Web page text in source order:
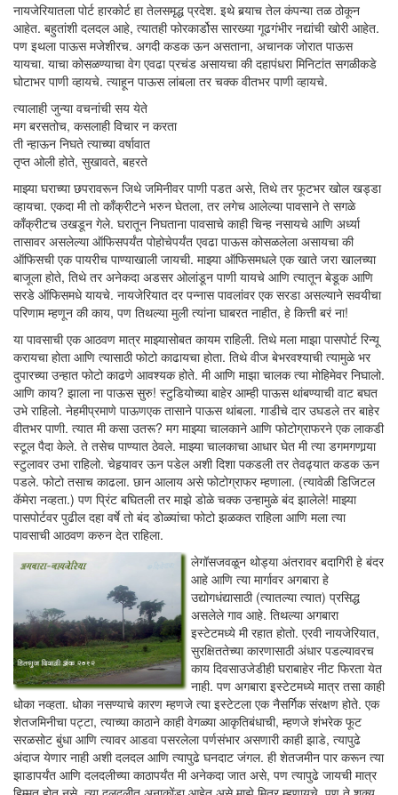
नायजेरियातला पोर्ट हारकोर्ट हा तेलसमृद्ध प्रदेश. इथे बर्‍याच तेल कंपन्या तळ ठोकून
आहेत. बहुतांशी दलदल आहे, त्यातही फोरकार्डोस सारख्या गूढगंभीर नद्यांची खोरी आहेत.
पण इथला पाऊस मजेशीरच. अगदी कडक ऊन असताना, अचानक जोरात पाऊस
यायचा. याचा कोसळण्याचा वेग एवढा प्रचंड असायचा की दहापंधरा मिनिटांत सगळीकडे
घोटाभर पाणी व्हायचे. त्याहून पाऊस लांबला तर चक्क वीतभर पाणी व्हायचे.
त्यालाही जुन्या वचनांची सय येते
मग बरसतोच, कसलाही विचार न करता
ती न्हाऊन निघते त्याच्या वर्षावात
तृप्त ओली होते, सुखावते, बहरते
माझ्या घराच्या छपरावरून जिथे जमिनीवर पाणी पडत असे, तिथे तर फूटभर खोल खड्डा
व्हायचा. एकदा मी तो काँक्रीटने भरुन घेतला, तर लगेच आलेल्या पावसाने ते सगळे
काँक्रीटच उखडून गेले. घरातून निघताना पावसाचे काही चिन्ह नसायचे आणि अर्ध्या
तासावर असलेल्या ऑफिसपर्यंत पोहोचेपर्यंत एवढा पाऊस कोसळलेला असायचा की
ऑफिसची एक पायरीच पाण्याखाली जायची. माझ्या ऑफिसमधले एक खाते जरा खालच्या
बाजूला होते, तिथे तर अनेकदा अडसर ओलांडून पाणी यायचे आणि त्यातून बेडूक आणि
सरडे ऑफिसमधे यायचे. नायजेरियात दर पन्नास पावलांवर एक सरडा असल्याने सवयीचा
परिणाम म्हणून की काय, पण तिथल्या मुली त्यांना घाबरत नाहीत, हे कित्ती बरं ना!
या पावसाची एक आठवण मात्र माझ्यासोबत कायम राहिली. तिथे मला माझा पासपोर्ट रिन्यू
करायचा होता आणि त्यासाठी फोटो काढायचा होता. तिथे वीज बेभरवश्याची त्यामुळे भर
दुपारच्या उन्हात फोटो काढणे आवश्यक होते. मी आणि माझा चालक त्या मोहिमेवर निघालो.
आणि काय? झाला ना पाऊस सुरु! स्टुडियोच्या बाहेर आम्ही पाऊस थांबण्याची वाट बघत
उभे राहिलो. नेहमीप्रमाणे पाऊणएक तासाने पाऊस थांबला. गाडीचे दार उघडले तर बाहेर
वीतभर पाणी. त्यात मी कसा उतरू? मग माझ्या चालकाने आणि फोटोग्राफरने एक लाकडी
स्टूल पैदा केले. ते तसेच पाण्यात ठेवले. माझ्या चालकाचा आधार घेत मी त्या डगमगणार्‍या
स्टुलावर उभा राहिलो. चेहर्‍यावर ऊन पडेल अशी दिशा पकडली तर तेवढ्यात कडक ऊन
पडले. फोटो तसाच काढला. छान आलाय असे फोटोग्राफर म्हणाला. (त्यावेळी डिजिटल
कॅमेरा नव्हता.) पण प्रिंट बघितली तर माझे डोळे चक्क उन्हामुळे बंद झालेले! माझ्या
पासपोर्टवर पुढील दहा वर्षे तो बंद डोळ्यांचा फोटो झळकत राहिला आणि मला त्या
पावसाची आठवण करुन देत राहिला.
लेगॉसजवळून थोड्या अंतरावर बदागिरी हे बंदर
आहे आणि त्या मार्गावर अगबारा हे
उद्योगधंद्यासाठी (त्यातल्या त्यात) प्रसिद्ध
असलेले गाव आहे. तिथल्या अगबारा
इस्टेटमध्ये मी रहात होतो. एरवी नायजेरियात,
सुरक्षिततेच्या कारणासाठी अंधार पडल्यावरच
काय दिवसाउजेडीही घराबाहेर नीट फिरता येत
नाही. पण अगबारा इस्टेटमध्ये मात्र तसा काही
धोका नव्हता. धोका नसण्याचे कारण म्हणजे त्या इस्टेटला एक नैसर्गिक संरक्षण होते. एक
शेतजमिनीचा पट्टा, त्याच्या काठाने काही वेगळ्या आकृतिबंधाची, म्हणजे शंभरेक फूट
सरळसोट बुंधा आणि त्यावर आडवा पसरलेला पर्णसंभार असणारी काही झाडे, त्यापुढे
अंदाज येणार नाही अशी दलदल आणि त्यापुढे घनदाट जंगल. ही शेतजमीन पार करून त्या
झाडापर्यंत आणि दलदलीच्या काठापर्यंत मी अनेकदा जात असे, पण त्यापुढे जायची मात्र